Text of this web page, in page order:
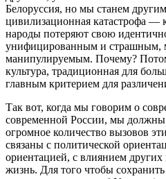
Белоруссия, но мы станем
цивилизационная катастрофа —
народы потеряют свою
унифицированным и страшным,
манипулируемым. Почему?
культура, традиционная для
главным критерием для
Так вот, когда мы говорим о
современной России, мы должны
огромное количество вызовов
связаны с политической
ориентацией, с влиянием
жизнь. Для того чтобы